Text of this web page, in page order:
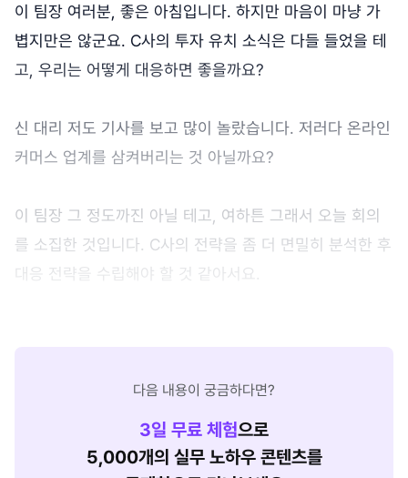
이 팀장 여러분, 좋은 아침입니다. 하지만 마음이 마냥 가
볍지만은 않군요. C사의 투자 유치 소식은 다들 들었을 테
고, 우리는 어떻게 대응하면 좋을까요?
신 대리 저도 기사를 보고 많이 놀랐습니다. 저러다 온라인
커머스 업계를 삼켜버리는 것 아닐까요?
이 팀장 그 정도까진 아닐 테고, 여하튼 그래서 오늘 회의
를 소집한 것입니다. C사의 전략을 좀 더 면밀히 분석한 후
대응 전략을 수립해야 할 것 같아서요.
다음 내용이 궁금하다면?
3일 무료 체험으로
5,000개의 실무 노하우 콘텐츠를